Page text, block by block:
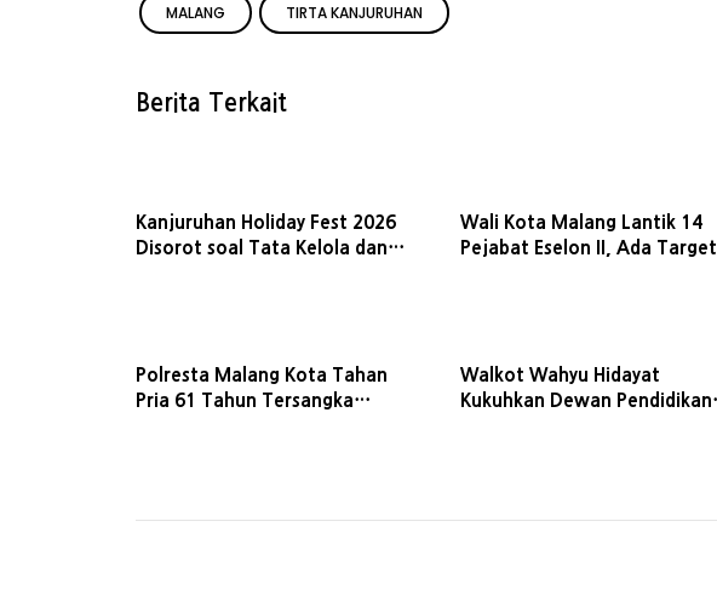
MALANG
TIRTA KANJURUHAN
Berita Terkait
Kanjuruhan Holiday Fest 2026
Disorot soal Tata Kelola dan
Wali Kota Malang Lantik 14
Pejabat Eselon II, Ada Target
Polresta Malang Kota Tahan
Pria 61 Tahun Tersangka
Walkot Wahyu Hidayat
Kukuhkan Dewan Pendidikan